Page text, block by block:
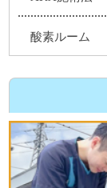
酸素ルーム